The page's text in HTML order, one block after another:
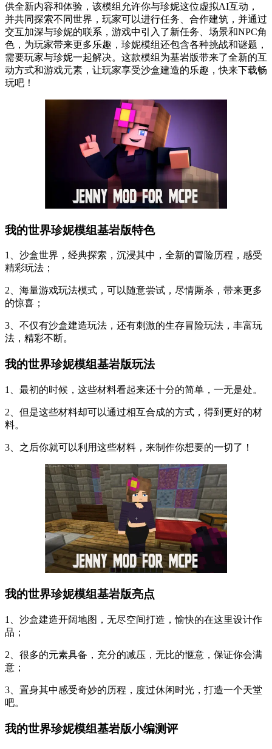
供全新内容和体验，该模组允许你与珍妮这位虚拟AI互动，
并共同探索不同世界，玩家可以进行任务、合作建筑，并通过
交互加深与珍妮的联系，游戏中引入了新任务、场景和NPC角
色，为玩家带来更多乐趣，珍妮模组还包含各种挑战和谜题，
需要玩家与珍妮一起解决。这款模组为基岩版带来了全新的互
动方式和游戏元素，让玩家享受沙盒建造的乐趣，快来下载畅
玩吧！
我的世界珍妮模组基岩版特色
1、沙盒世界，经典探索，沉浸其中，全新的冒险历程，感受
精彩玩法；
2、海量游戏玩法模式，可以随意尝试，尽情厮杀，带来更多
的惊喜；
3、不仅有沙盒建造玩法，还有刺激的生存冒险玩法，丰富玩
法，精彩不断。
我的世界珍妮模组基岩版玩法
1、最初的时候，这些材料看起来还十分的简单，一无是处。
2、但是这些材料却可以通过相互合成的方式，得到更好的材
料。
3、之后你就可以利用这些材料，来制作你想要的一切了！
我的世界珍妮模组基岩版亮点
1、沙盒建造开阔地图，无尽空间打造，愉快的在这里设计作
品；
2、很多的元素具备，充分的减压，无比的惬意，保证你会满
意；
3、置身其中感受奇妙的历程，度过休闲时光，打造一个天堂
吧。
我的世界珍妮模组基岩版小编测评